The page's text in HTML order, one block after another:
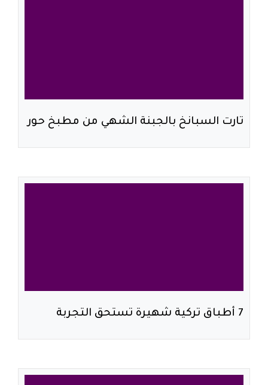
تارت السبانخ بالجبنة الشهي من مطبخ حور
7 أطباق تركية شهيرة تستحق التجربة